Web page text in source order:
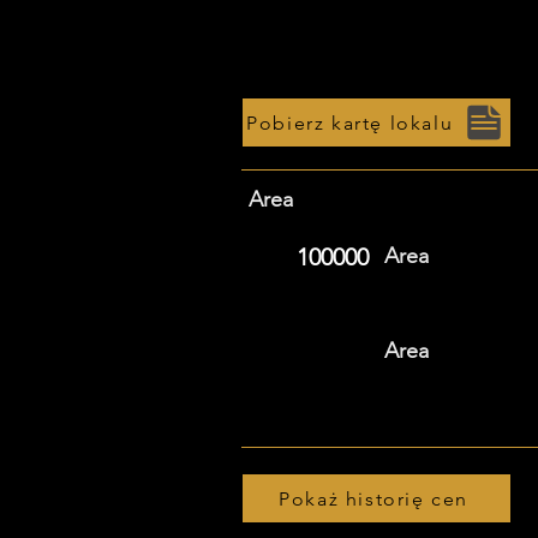
Pobierz kartę lokalu
Area
100000 Area
Area
Pokaż historię cen